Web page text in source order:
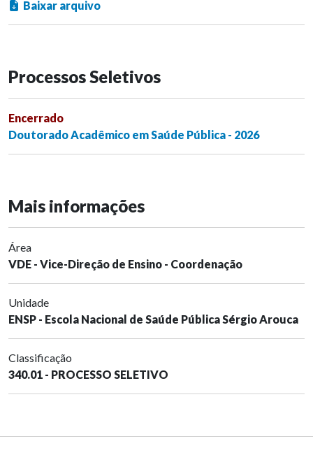
Baixar arquivo
Processos Seletivos
Encerrado
Doutorado Acadêmico em Saúde Pública - 2026
Mais informações
Área
VDE - Vice-Direção de Ensino - Coordenação
Unidade
ENSP - Escola Nacional de Saúde Pública Sérgio Arouca
Classificação
340.01 - PROCESSO SELETIVO